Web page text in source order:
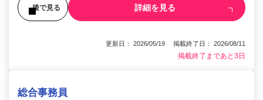
後で見る 詳細を見る
更新日： 2026/05/19 掲載終了日： 2026/08/11
掲載終了まであと3日
総合事務員